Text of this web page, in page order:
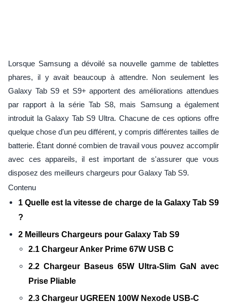
Lorsque Samsung a dévoilé sa nouvelle gamme de tablettes
phares, il y avait beaucoup à attendre. Non seulement les
Galaxy Tab S9 et S9+ apportent des améliorations attendues
par rapport à la série Tab S8, mais Samsung a également
introduit la Galaxy Tab S9 Ultra. Chacune de ces options offre
quelque chose d'un peu différent, y compris différentes tailles de
batterie. Étant donné combien de travail vous pouvez accomplir
avec ces appareils, il est important de s'assurer que vous
disposez des meilleurs chargeurs pour Galaxy Tab S9.
Contenu
1 Quelle est la vitesse de charge de la Galaxy Tab S9
?
2 Meilleurs Chargeurs pour Galaxy Tab S9
2.1 Chargeur Anker Prime 67W USB C
2.2 Chargeur Baseus 65W Ultra-Slim GaN avec
Prise Pliable
2.3 Chargeur UGREEN 100W Nexode USB-C